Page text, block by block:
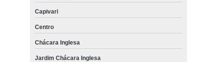
Capivari
Centro
Chácara Inglesa
Jardim Chácara Inglesa